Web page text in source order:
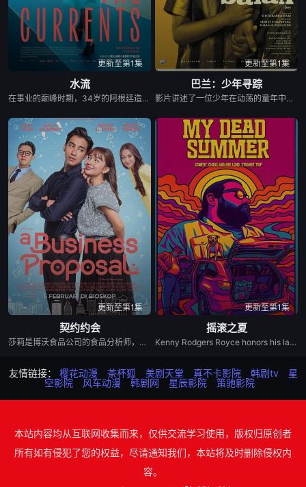
更新至第1集
水流
在事业的巅峰时期，34岁的阿根廷造型师丽娜在瑞士的一场颁奖典礼后，被一种突如其来的冲动驱使。回到布宜诺斯艾利斯后，她什么也没说，但她内心深处似乎发生了某种变化——这种变化是安静且无形的，它悄然地解开了她以为自己早已抛在脑后的过去。
更新至第1集
巴兰：少年寻踪
影片讲述了一位少年在动荡的童年中长大，母亲又突然失踪后，他踏上了寻母之旅。这不仅是对母亲下落的追寻，更是他探寻身世真相、寻求内心释怀的过程。
更新至第1集
契约约会
莎莉是博沃食品公司的食品分析师，如今陷入财务困境，她答应为挚友雅斯敏牵线搭桥，为她安排相亲。原来，雅斯敏的约会对象是乌塔玛，博沃食品公司的继承人，名声赫赫。乌塔玛本人也是在祖父博沃的坚持下才答应了相亲。乌塔玛要求莎莉继续这场相亲闹剧，以克服艾扬·博沃坚持要撮合的麻烦。现在，莎莉必须设法解决家庭经济问题，隐瞒自己博沃食品公司员工的身份，并成为乌塔玛的约会对象。
更新至第1集
摇滚之夏
Kenny Rodgers Royce honors his late mother&#39;s legacy by following Dead and Company&#39;s final tour with his film crew, dog Lily Pad, and ex-hippy stepfather-documenting every wild moment along the way for his blog.
友情链接： 樱花动漫 茶杯狐 美剧天堂 真不卡影院 韩剧tv
星
空影院
风车动漫 韩剧网 星辰影院 策驰影院
本站内容均从互联网收集而来，仅供交流学习使用，版权归原创者
所有如有侵犯了您的权益，尽请通知我们，本站将及时删除侵权内
容。